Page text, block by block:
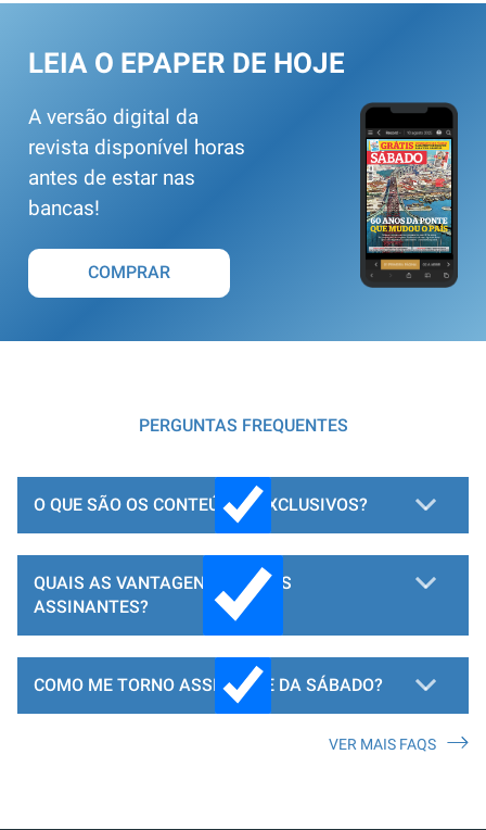
LEIA O EPAPER DE HOJE
A versão digital da
revista disponível horas
antes de estar nas
bancas!
COMPRAR
PERGUNTAS FREQUENTES
O QUE SÃO OS CONTEÚDOS EXCLUSIVOS?
QUAIS AS VANTAGENS PARA OS
ASSINANTES?
COMO ME TORNO ASSINANTE DA SÁBADO?
VER MAIS FAQS